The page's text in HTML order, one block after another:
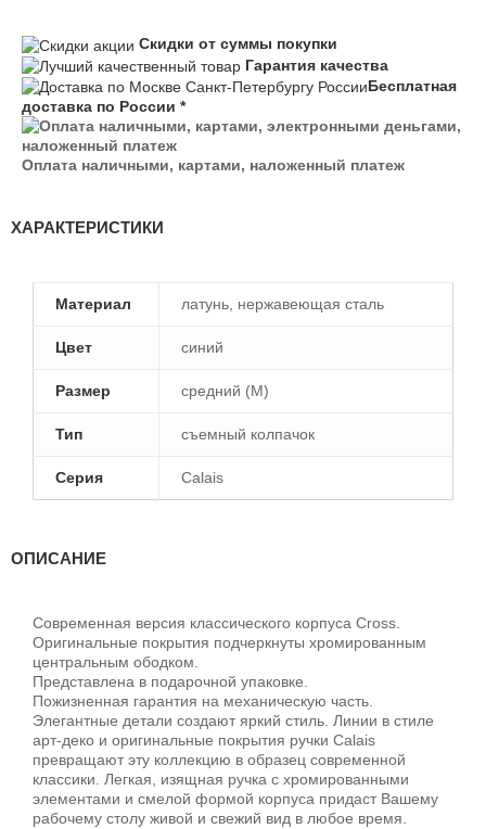
Скидки от суммы покупки
Гарантия качества
Бесплатная
доставка по России *
Оплата наличными, картами, наложенный платеж
ХАРАКТЕРИСТИКИ
Материал латунь, нержавеющая сталь
Цвет синий
Размер средний (M)
Тип съемный колпачок
Серия Calais
ОПИСАНИЕ
Современная версия классического корпуса Cross.
Оригинальные покрытия подчеркнуты хромированным
центральным ободком.
Представлена в подарочной упаковке.
Пожизненная гарантия на механическую часть.
Элегантные детали создают яркий стиль. Линии в стиле
арт-деко и оригинальные покрытия ручки Calais
превращают эту коллекцию в образец современной
классики. Легкая, изящная ручка с хромированными
элементами и смелой формой корпуса придаст Вашему
рабочему столу живой и свежий вид в любое время.